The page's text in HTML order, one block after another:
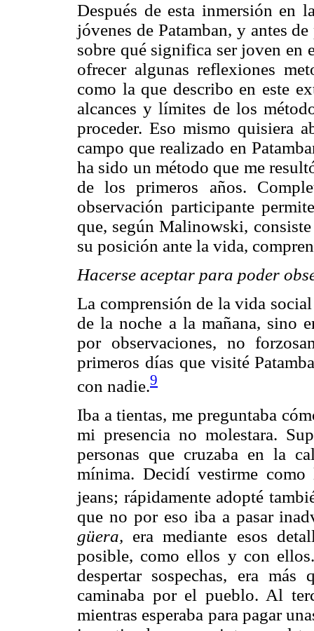
Después de esta inmersión en
jóvenes de Patamban, y antes
sobre qué significa ser joven en
ofrecer algunas reflexiones
como la que describo en este
alcances y límites de los
proceder. Eso mismo quisiera
campo que realizado en
ha sido un método que me
de los primeros años.
observación participante
que, según Malinowski,
su posición ante la vida,
Hacerse aceptar para poder
La comprensión de la vida
de la noche a la mañana, sino
por observaciones, no
primeros días que visité
con nadie.9
Iba a tientas, me preguntaba
mi presencia no molestara.
personas que cruzaba en la
mínima. Decidí vestirme
jeans; rápidamente adopté
que no por eso iba a pasar
güera, era mediante esos
posible, como ellos y con
despertar sospechas, era
caminaba por el pueblo. Al
mientras esperaba para pagar